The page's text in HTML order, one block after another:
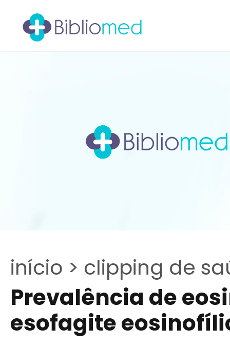
início > clipping de
Prevalência de
esofagite